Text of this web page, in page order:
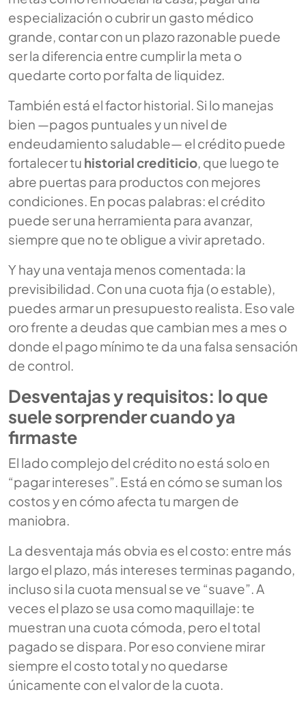
especialización o cubrir un gasto médico
grande, contar con un plazo razonable puede
ser la diferencia entre cumplir la meta o
quedarte corto por falta de liquidez.
También está el factor historial. Si lo manejas
bien —pagos puntuales y un nivel de
endeudamiento saludable— el crédito puede
fortalecer tu historial crediticio , que luego te
abre puertas para productos con mejores
condiciones. En pocas palabras: el crédito
puede ser una herramienta para avanzar,
siempre que no te obligue a vivir apretado.
Y hay una ventaja menos comentada: la
previsibilidad. Con una cuota fija (o estable),
puedes armar un presupuesto realista. Eso vale
oro frente a deudas que cambian mes a mes o
donde el pago mínimo te da una falsa sensación
de control.
Desventajas y requisitos: lo que
suele sorprender cuando ya
firmaste
El lado complejo del crédito no está solo en
“pagar intereses”. Está en cómo se suman los
costos y en cómo afecta tu margen de
maniobra.
La desventaja más obvia es el costo: entre más
largo el plazo, más intereses terminas pagando,
incluso si la cuota mensual se ve “suave”. A
veces el plazo se usa como maquillaje: te
muestran una cuota cómoda, pero el total
pagado se dispara. Por eso conviene mirar
siempre el costo total y no quedarse
únicamente con el valor de la cuota.